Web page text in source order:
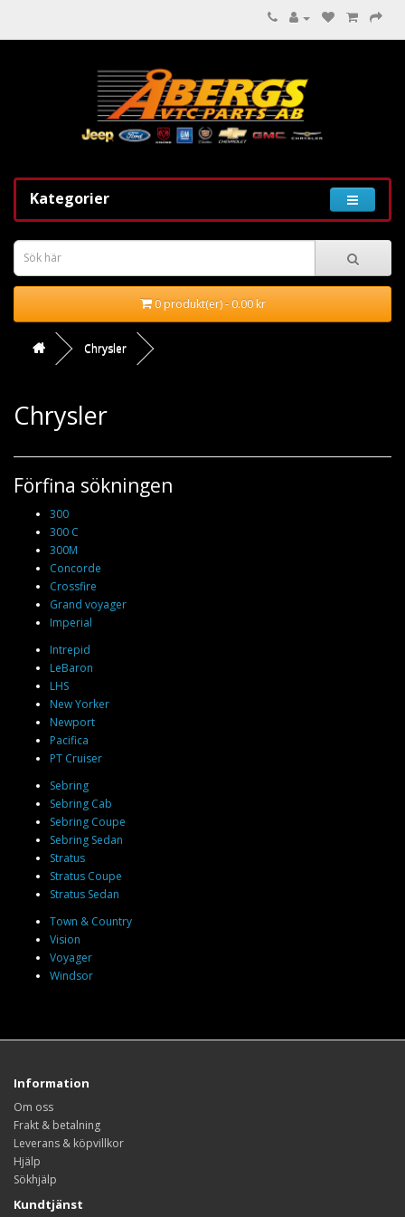
Kategorier
0 produkt(er) - 0.00 kr
Chrysler
Chrysler
Förfina sökningen
300
300 C
300M
Concorde
Crossfire
Grand voyager
Imperial
Intrepid
LeBaron
LHS
New Yorker
Newport
Pacifica
PT Cruiser
Sebring
Sebring Cab
Sebring Coupe
Sebring Sedan
Stratus
Stratus Coupe
Stratus Sedan
Town & Country
Vision
Voyager
Windsor
Information
Om oss
Frakt & betalning
Leverans & köpvillkor
Hjälp
Sökhjälp
Kundtjänst